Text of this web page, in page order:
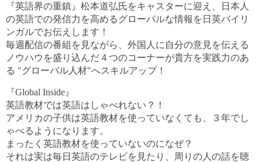
『英語界の重鎮』松本道弘氏をキャスターに迎え、日本人
の英語での発信力を高めるグローバルな情報を日英バイリ
ンガルでお伝えします！
毎週配信の番組を見ながら、外国人に自分の意見を伝える
ノウハウを盛り込んだ４つのコーナーが貴方を実践力のあ
る "グローバル人材"へスキルアップ！
『Global Inside』
英語教材では英語はしゃべれない？！
アメリカの子供は英語教材を使っていなくても、３年でし
ゃべるようになります。
まったく英語教材を使っていないのになぜ？
それは実は毎日英語のテレビを見たり、周りの人の話を聴